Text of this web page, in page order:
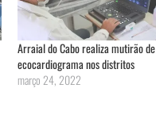
Arraial do Cabo realiza mutirão de
ecocardiograma nos distritos
março 24, 2022